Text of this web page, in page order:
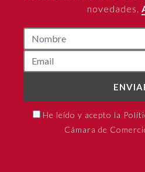
novedades.
He leído y acepto la
Cámara de